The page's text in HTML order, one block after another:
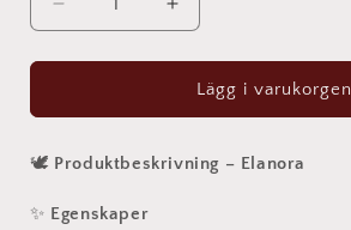
Minska
kvantitet
för
–
blomsterask
småsmycken
Öka
kvantitet
för
Elanora
–
blomsterask
Lägg i varukorgen
🕊️ Produktbeskrivning – Elanora
✨ Egenskaper